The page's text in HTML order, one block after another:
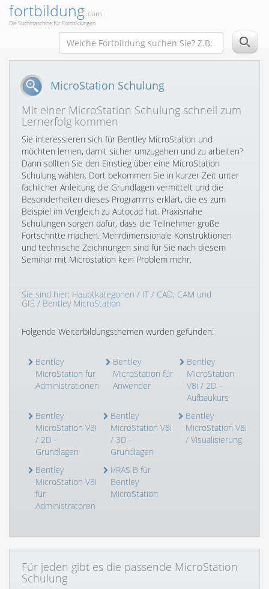
fortbildung.com
Die Suchmaschine für Fortbildungen
MicroStation Schulung
Mit einer MicroStation Schulung schnell zum
Lernerfolg kommen
Sie interessieren sich für Bentley MicroStation und
möchten lernen, damit sicher umzugehen und zu arbeiten?
Dann sollten Sie den Einstieg über eine MicroStation
Schulung wählen. Dort bekommen Sie in kurzer Zeit unter
fachlicher Anleitung die Grundlagen vermittelt und die
Besonderheiten dieses Programms erklärt, die es zum
Beispiel im Vergleich zu Autocad hat. Praxisnahe
Schulungen sorgen dafür, dass die Teilnehmer große
Fortschritte machen. Mehrdimensionale Konstruktionen
und technische Zeichnungen sind für Sie nach diesem
Seminar mit Microstation kein Problem mehr.
Sie sind hier: Hauptkategorien / IT/ CAD, CAM und
GIS / Bentley MicroStation
Folgende Weiterbildungsthemen wurden gefunden:
Bentley
MicroStation für
Administrationen
Bentley
MicroStation für
Anwender
Bentley
MicroStation
V8i / 2D -
Aufbaukurs
Bentley
MicroStation V8i
/ 2D -
Grundlagen
Bentley
MicroStation V8i
/ 3D -
Grundlagen
Bentley
MicroStation V8i
/ Visualisierung
Bentley
MicroStation V8i
für
Administratoren
I/RAS B für
Bentley
MicroStation
Für jeden gibt es die passende MicroStation
Schulung